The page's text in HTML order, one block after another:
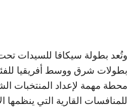
بطولات شرق ووسط أفريقيا
محطة مهمة لإعداد المنتخبات
للمنافسات القارية التي ينظمها